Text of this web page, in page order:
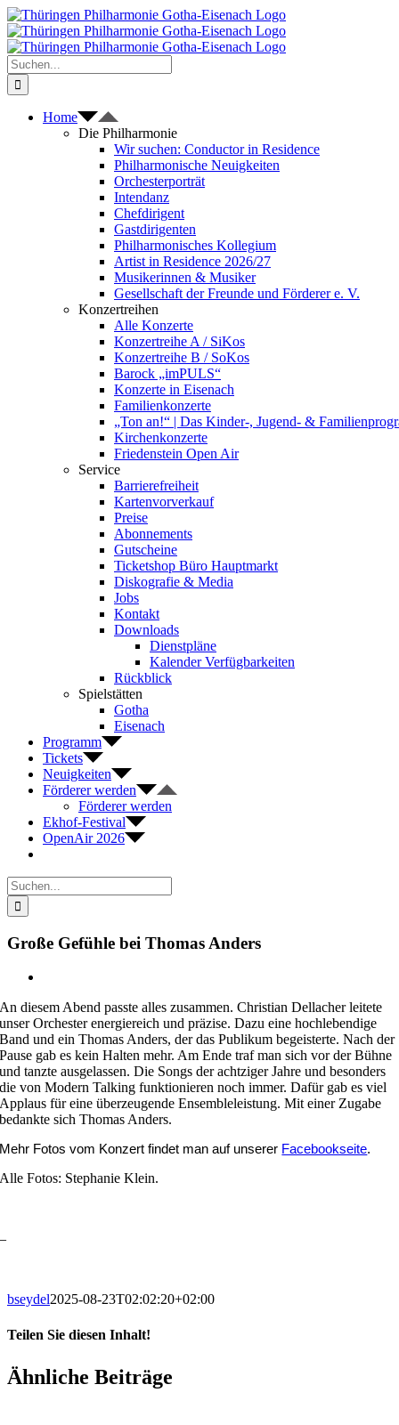
Zum
Inhalt
springen
Suche
nach:
Home
Die Philharmonie
Wir suchen: Conductor in Residence
Philharmonische Neuigkeiten
Orchesterporträt
Intendanz
Chefdirigent
Gastdirigenten
Philharmonisches Kollegium
Artist in Residence 2026/27
Musikerinnen & Musiker
Gesellschaft der Freunde und Förderer e. V.
Konzertreihen
Alle Konzerte
Konzertreihe A / SiKos
Konzertreihe B / SoKos
Barock „imPULS“
Konzerte in Eisenach
Familienkonzerte
„Ton an!“ | Das Kinder-, Jugend- &
Kirchenkonzerte
Friedenstein Open Air
Service
Barrierefreiheit
Kartenvorverkauf
Preise
Abonnements
Gutscheine
Ticketshop Büro Hauptmarkt
Diskografie & Media
Jobs
Kontakt
Downloads
Dienstpläne
Kalender Verfügbarkeiten
Rückblick
Spielstätten
Gotha
Eisenach
Programm
Tickets
Neuigkeiten
Förderer werden
Förderer werden
Ekhof-Festival
OpenAir 2026
Suche
nach:
Große Gefühle bei Thomas Anders
Bild
An diesem Abend passte alles zusammen. Christian Dellacher leitete
unser Orchester energiereich und präzise. Dazu eine hochlebendige
Band und ein Thomas Anders, der das Publikum begeisterte. Nach der
Pause gab es kein Halten mehr. Am Ende traf man sich vor der Bühne
und tanzte ausgelassen. Die Songs der achtziger Jahre und besonders
die von Modern Talking funktionieren noch immer. Dafür gab es viel
Applaus für eine überzeugende Ensembleleistung. Mit einer Zugabe
bedankte sich Thomas Anders.
Mehr Fotos vom Konzert findet man auf unserer Facebookseite.
Alle Fotos: Stephanie Klein.
–
bseydel2025-08-23T02:02:20+02:00
Teilen Sie diesen Inhalt!
Facebook
X
LinkedIn
E-
Mail
Ähnliche Beiträge